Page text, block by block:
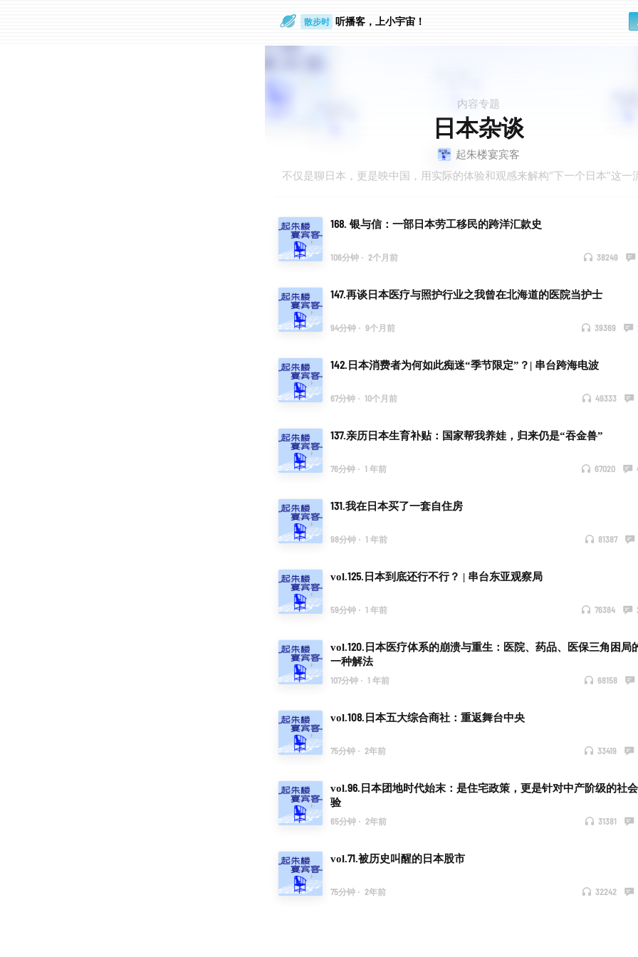
散步时 听播客，上小宇宙！
内容专题
日本杂谈
起朱楼宴宾客
不仅是聊日本，更是映中国，用实际的体验和观感来解构“下一个日本”这一
168. 银与信：一部日本劳工移民的跨洋汇款史
106分钟 · 2个月前 38249
147.再谈日本医疗与照护行业之我曾在北海道的医院当护士
94分钟 · 9个月前 39369
142.日本消费者为何如此痴迷“季节限定”？| 串台跨海电波
67分钟 · 10个月前 49333
137.亲历日本生育补贴：国家帮我养娃，归来仍是“吞金兽”
76分钟 · 1 年前 67020
131.我在日本买了一套自住房
98分钟 · 1 年前 81387
vol.125.日本到底还行不行？ | 串台东亚观察局
59分钟 · 1 年前 76384
vol.120.日本医疗体系的崩溃与重生：医院、药品、医保三角困局
一种解法
107分钟 · 1 年前 68158
vol.108.日本五大综合商社：重返舞台中央
75分钟 · 2年前 33419
vol.96.日本团地时代始末：是住宅政策，更是针对中产阶级的社
验
65分钟 · 2年前 31381
vol.71.被历史叫醒的日本股市
75分钟 · 2年前 32242